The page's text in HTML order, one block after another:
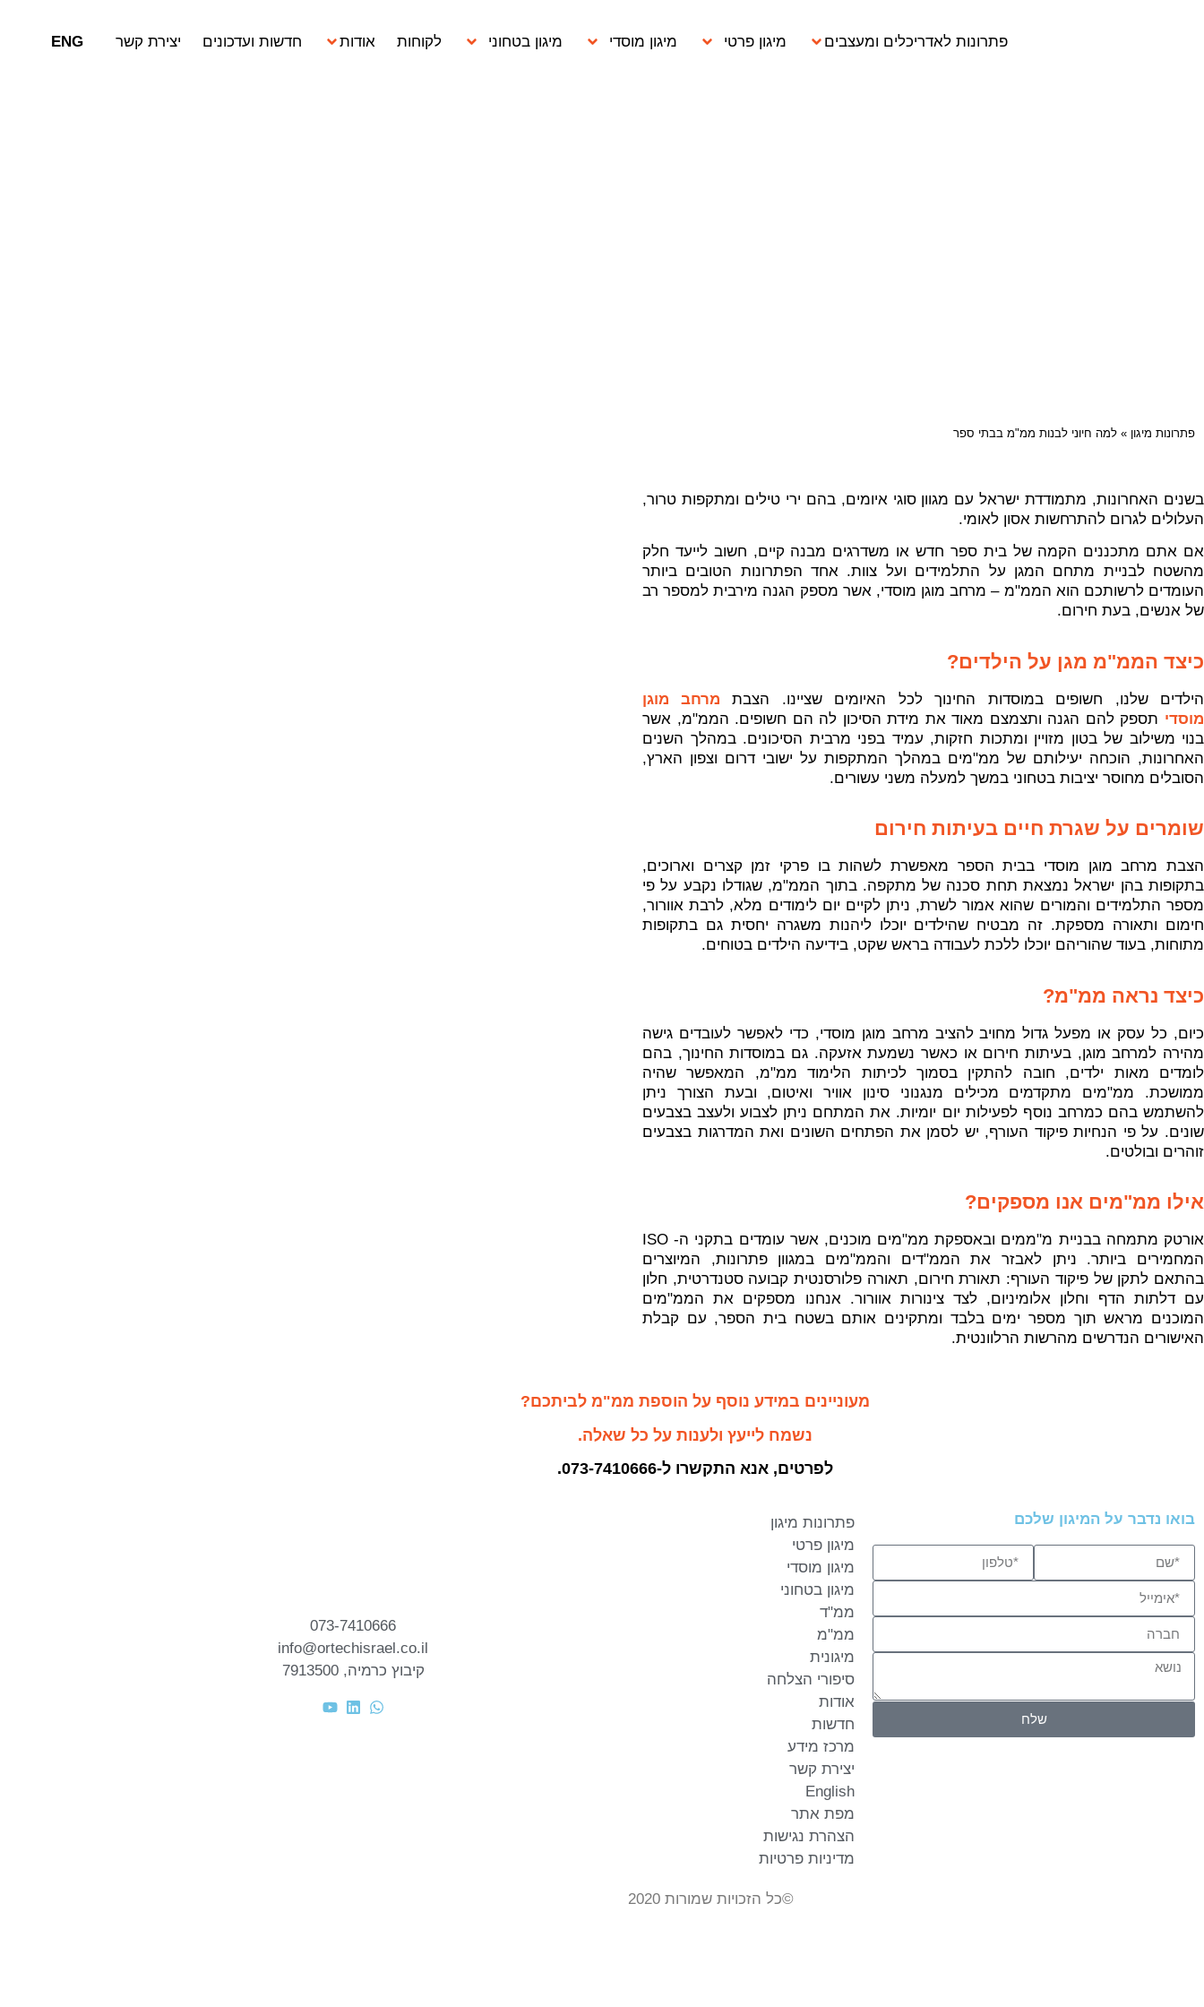
פתרונות לאדריכלים ומעצבים מיגון פרטי מיגון מוסדי מיגון בטחוני לקוחות אודות חדשות ועדכונים יצירת קשר ENG
פתרונות מיגון » למה חיוני לבנות ממ"מ בבתי ספר
בשנים האחרונות, מתמודדת ישראל עם מגוון סוגי איומים, בהם ירי טילים ומתקפות טרור,
העלולים לגרום להתרחשות אסון לאומי.
אם אתם מתכננים הקמה של בית ספר חדש או משדרגים מבנה קיים, חשוב לייעד חלק
מהשטח לבניית מתחם המגן על התלמידים ועל צוות. אחד הפתרונות הטובים ביותר
העומדים לרשותכם הוא הממ"מ – מרחב מוגן מוסדי, אשר מספק הגנה מירבית למספר רב
של אנשים, בעת חירום.
כיצד הממ"מ מגן על הילדים?
הילדים שלנו, חשופים במוסדות החינוך לכל האיומים שציינו. הצבת מרחב מוגן
מוסדי תספק להם הגנה ותצמצם מאוד את מידת הסיכון לה הם חשופים. הממ"מ, אשר
בנוי משילוב של בטון מזויין ומתכות חזקות, עמיד בפני מרבית הסיכונים. במהלך השנים
האחרונות, הוכחה יעילותם של ממ"מים במהלך המתקפות על ישובי דרום וצפון הארץ,
הסובלים מחוסר יציבות בטחוני במשך למעלה משני עשורים.
שומרים על שגרת חיים בעיתות חירום
הצבת מרחב מוגן מוסדי בבית הספר מאפשרת לשהות בו פרקי זמן קצרים וארוכים,
בתקופות בהן ישראל נמצאת תחת סכנה של מתקפה. בתוך הממ"מ, שגודלו נקבע על פי
מספר התלמידים והמורים שהוא אמור לשרת, ניתן לקיים יום לימודים מלא, לרבת אוורור,
חימום ותאורה מספקת. זה מבטיח שהילדים יוכלו ליהנות משגרה יחסית גם בתקופות
מתוחות, בעוד שהוריהם יוכלו ללכת לעבודה בראש שקט, בידיעה הילדים בטוחים.
כיצד נראה ממ"מ?
כיום, כל עסק או מפעל גדול מחויב להציב מרחב מוגן מוסדי, כדי לאפשר לעובדים גישה
מהירה למרחב מוגן, בעיתות חירום או כאשר נשמעת אזעקה. גם במוסדות החינוך, בהם
לומדים מאות ילדים, חובה להתקין בסמוך לכיתות הלימוד ממ"מ, המאפשר שהיה
ממושכת. ממ"מים מתקדמים מכילים מנגנוני סינון אוויר ואיטום, ובעת הצורך ניתן
להשתמש בהם כמרחב נוסף לפעילות יום יומיות. את המתחם ניתן לצבוע ולעצב בצבעים
שונים. על פי הנחיות פיקוד העורף, יש לסמן את הפתחים השונים ואת המדרגות בצבעים
זוהרים ובולטים.
אילו ממ"מים אנו מספקים?
אורטק מתמחה בבניית מ"ממים ובאספקת ממ"מים מוכנים, אשר עומדים בתקני ה- ISO
המחמירים ביותר. ניתן לאבזר את הממ"דים והממ"מים במגוון פתרונות, המיוצרים
בהתאם לתקן של פיקוד העורף: תאורת חירום, תאורה פלורסנטית קבועה סטנדרטית, חלון
עם דלתות הדף וחלון אלומיניום, לצד צינורות אוורור. אנחנו מספקים את הממ"מים
המוכנים מראש תוך מספר ימים בלבד ומתקינים אותם בשטח בית הספר, עם קבלת
האישורים הנדרשים מהרשות הרלוונטית.
מעוניינים במידע נוסף על הוספת ממ"מ לביתכם?
נשמח לייעץ ולענות על כל שאלה.
לפרטים, אנא התקשרו ל-073-7410666
.
בואו נדבר על המיגון שלכם
שלח
פתרונות מיגון
מיגון פרטי
מיגון מוסדי
מיגון בטחוני
ממ"ד
ממ"מ
מיגונית
סיפורי הצלחה
אודות
חדשות
מרכז מידע
יצירת קשר
English
מפת אתר
הצהרת נגישות
מדיניות פרטיות
073-7410666
info@ortechisrael.co.il
קיבוץ כרמיה, 7913500
©כל הזכויות שמורות 2020